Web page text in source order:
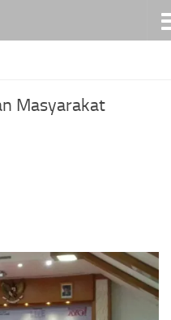
Masyarakat